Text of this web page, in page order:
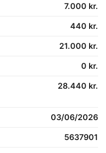
7.000 kr.
440 kr.
21.000 kr.
0 kr.
28.440 kr.
03/06/2026
5637901